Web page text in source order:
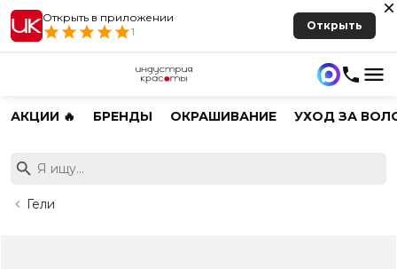
Открыть в приложении
1
Открыть
АКЦИИ 🔥 БРЕНДЫ ОКРАШИВАНИЕ УХОД ЗА
Гели